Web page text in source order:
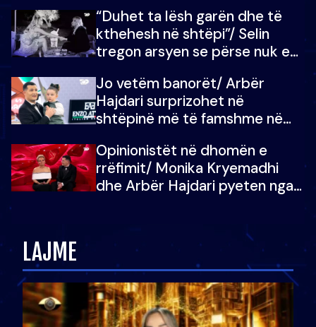
“Duhet ta lësh garën dhe të
kthehesh në shtëpi”/ Selin
tregon arsyen se përse nuk e
çoja luftën time deri në fund
Jo vetëm banorët/ Arbër
Hajdari surprizohet në
shtëpinë më të famshme në
vajzën e tij
Opinionistët në dhomën e
rrëfimit/ Monika Kryemadhi
dhe Arbër Hajdari pyeten nga
LAJME